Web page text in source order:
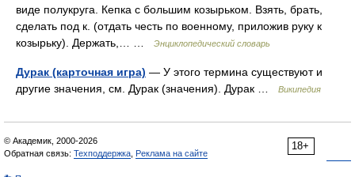
виде полукруга. Кепка с большим козырьком. Взять, брать,
сделать под к. (отдать честь по военному, приложив руку к
козырьку). Держать,… …
Энциклопедический словарь
Дурак (карточная игра) — У этого термина существуют и
другие значения, см. Дурак (значения). Дурак …
Википедия
18+
© Академик, 2000-2026
Обратная связь: Техподдержка Реклама на сайте